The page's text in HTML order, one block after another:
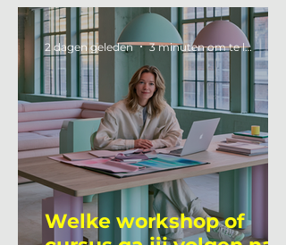
Welke workshop of
2 dagen geleden 3 minuten om te lezen